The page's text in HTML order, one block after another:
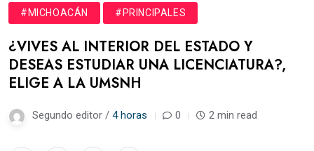
#MICHOACÁN #PRINCIPALES
¿VIVES AL INTERIOR DEL ESTADO Y
DESEAS ESTUDIAR UNA LICENCIATURA?,
ELIGE A LA UMSNH
Segundo editor / 4 horas 0 2 min read